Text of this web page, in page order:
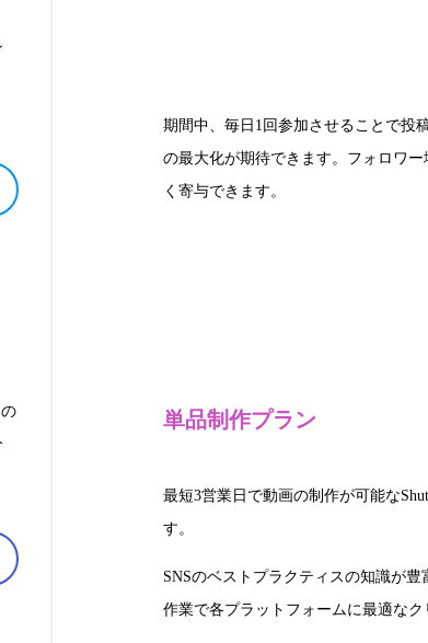
期間中、毎日1回参加させることで投
の最大化が期待できます。フォロワ
く寄与できます。
単品制作プラン
最短3営業日で動画の制作が可能な
す。
SNSのベストプラクティスの知識が
作業で各プラットフォームに最適なク